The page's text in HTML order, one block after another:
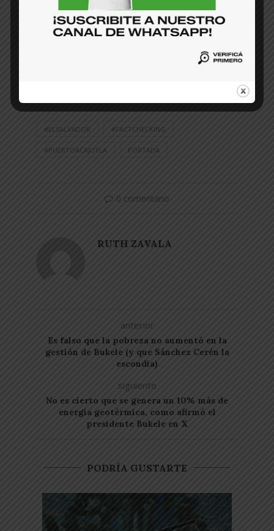
Se llamó dos veces a CEPA para consultar
sobre lo expresado por Federico Anliker, pero
no devolvieron la llamada. También se le envió
un correo, pero al momento de la publicación no
#ELSALVADOR #FACTCHECKING
#PUERTOACAJUTLA PORTADA
0 comentario
RUTH ZAVALA
anterior
Es falso que la pobreza no aumentó en la
gestión de Bukele (y que Sánchez Cerén la
escondía)
siguiente
No es cierto que se genera un 10% más de
energía geotérmica, como afirmó el
presidente Bukele en X
PODRÍA GUSTARTE